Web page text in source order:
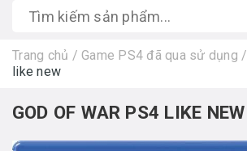
Trang chủ / Game PS4 đã qua sử dụng /
like new
GOD OF WAR PS4 LIKE NEW